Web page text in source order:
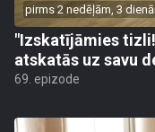
pirms 2 nedēļām, 3
"Izskatījāmies
atskatās uz savu
69. epizode